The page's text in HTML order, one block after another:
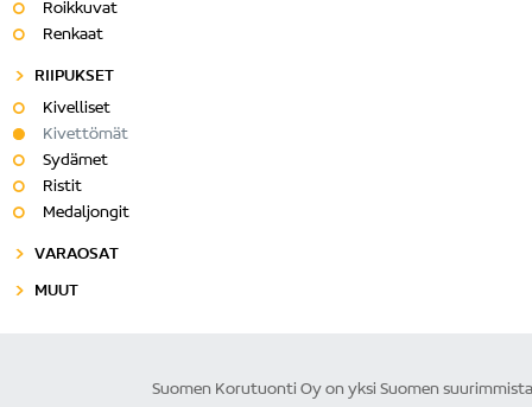
Roikkuvat
Renkaat
RIIPUKSET
Kivelliset
Kivettömät
Sydämet
Ristit
Medaljongit
VARAOSAT
MUUT
Suomen Korutuonti Oy on yksi Suomen